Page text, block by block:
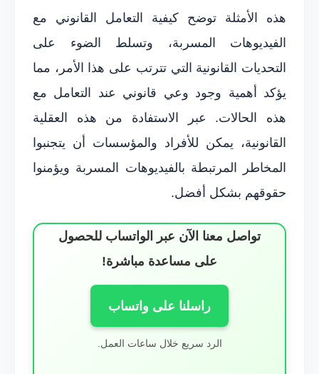
هذه الأمثلة توضح كيفية التعامل القانوني مع
الفيديوهات المسربة، وتسلط الضوء على
التحديات القانونية التي تترتب على هذا الأمر، مما
يؤكد أهمية وجود وعي قانوني عند التعامل مع
هذه الحالات. عبر الاستفادة من هذه العقلية
القانونية، يمكن للأفراد والمؤسسات أن يتجنبوا
المخاطر المرتبطة بالفيديوهات المسربة ويؤمنوا
حقوقهم بشكل أفضل.
تواصل معنا الآن عبر الواتساب للحصول
على مساعدة مباشرة!
راسلنا على واتساب
الرد سريع خلال ساعات العمل.